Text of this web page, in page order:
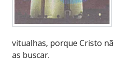
vitualhas, porque Cristo
as buscar.